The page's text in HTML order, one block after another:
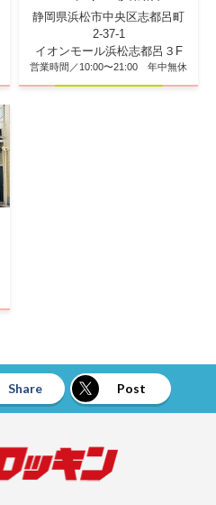
静岡県浜松市中央区志都呂町
2-37-1
イオンモール浜松志都呂３F
営業時間／10:00〜21:00 年中無休
Share Post